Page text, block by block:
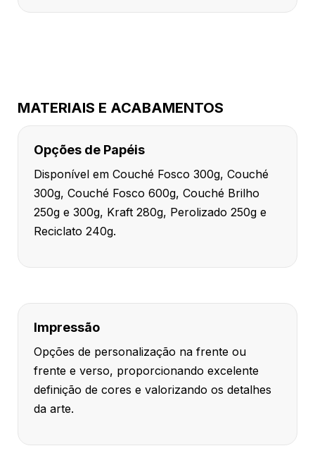
MATERIAIS E ACABAMENTOS
Opções de Papéis
Disponível em Couché Fosco 300g, Couché
300g, Couché Fosco 600g, Couché Brilho
250g e 300g, Kraft 280g, Perolizado 250g e
Reciclato 240g.
Impressão
Opções de personalização na frente ou
frente e verso, proporcionando excelente
definição de cores e valorizando os detalhes
da arte.